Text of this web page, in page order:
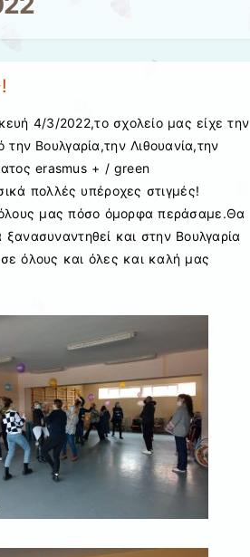
4/3/2022,το σχολείο μας είχε την
Βουλγαρία,την Λιθουανία,την
erasmus + / green
πολλές υπέροχες στιγμές!
μας πόσο όμορφα περάσαμε.Θα
και στην Βουλγαρία
όλους και όλες και καλή μας